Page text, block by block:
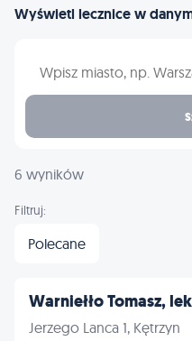
Wyświetl lecznice w
6 wyników
Filtruj:
Polecane
Warniełło Tomasz,
Jerzego Lanca 1, Kętrzyn